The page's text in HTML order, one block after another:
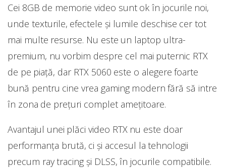
Cei 8GB de memorie video sunt ok în jocurile noi,
unde texturile, efectele și lumile deschise cer tot
mai multe resurse. Nu este un laptop ultra-
premium, nu vorbim despre cel mai puternic RTX
de pe piață, dar RTX 5060 este o alegere foarte
bună pentru cine vrea gaming modern fără să intre
în zona de prețuri complet amețitoare.
Avantajul unei plăci video RTX nu este doar
performanța brută, ci și accesul la tehnologii
precum ray tracing și DLSS, în jocurile compatibile.